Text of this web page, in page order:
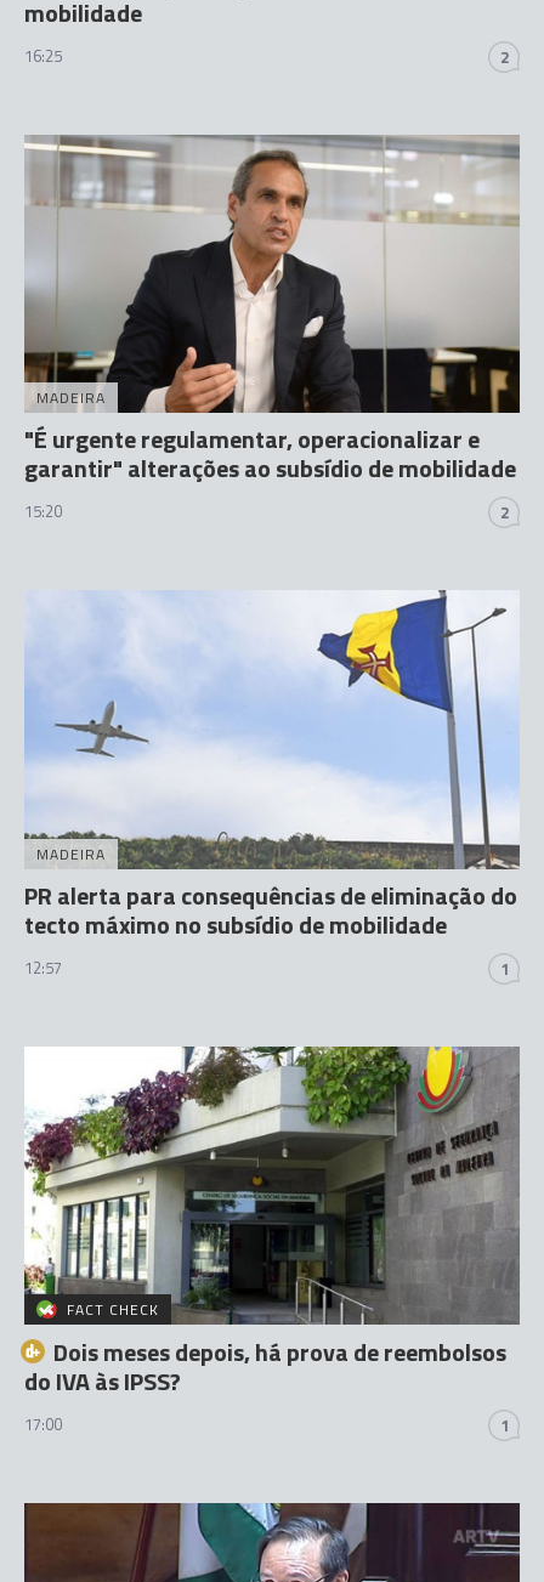
mobilidade
16:25 2
MADEIRA
"É urgente regulamentar, operacionalizar e
garantir" alterações ao subsídio de mobilidade
15:20 2
MADEIRA
PR alerta para consequências de eliminação do
tecto máximo no subsídio de mobilidade
12:57 1
FACT CHECK
Dois meses depois, há prova de reembolsos
do IVA às IPSS?
17:00 1